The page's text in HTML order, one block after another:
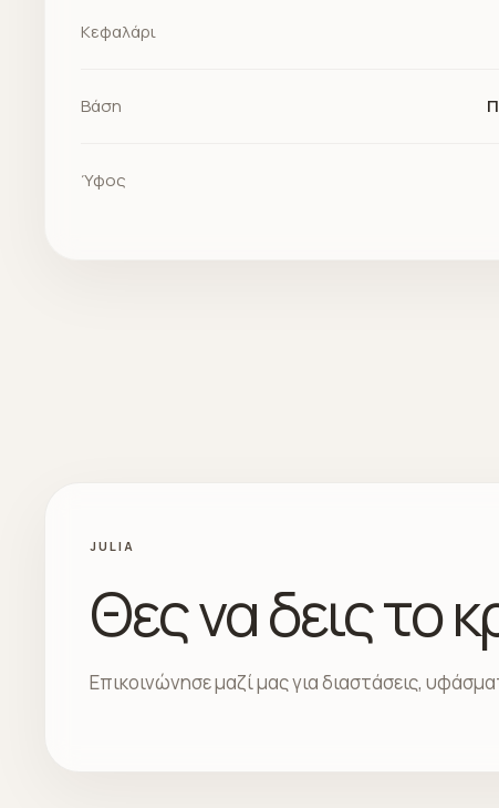
Κεφαλάρι
Βάση
Ύφος
JULIA
Θες να δεις το
Επικοινώνησε μαζί μας για διαστάσεις,